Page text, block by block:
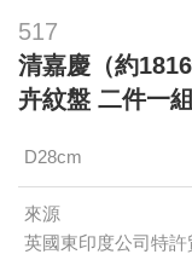
517
清嘉慶（約
卉紋盤 二件一組
D28cm
來源
英國東印度公司特